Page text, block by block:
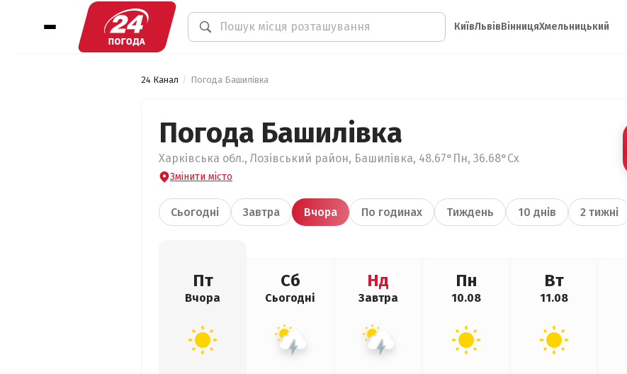
КиївЛьвівВінницяХмельницький
24 Канал Погода Башилівка
Погода Башилівка
Харківська обл., Лозівський район, Башилівка, 48.67°Пн, 36.68°Сх
Змінити місто
Сьогодні Завтра Вчора По годинах Тиждень 10 днів 2 тижні
Пт
Вчора
Сб
Сьогодні
Нд
Завтра
Пн
10.08
Вт
11.08